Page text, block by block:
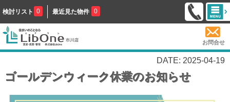
検討リスト 0 最近見た物件 0
お問合せ
DATE: 2025-04-19
ゴールデンウィーク休業のお知らせ